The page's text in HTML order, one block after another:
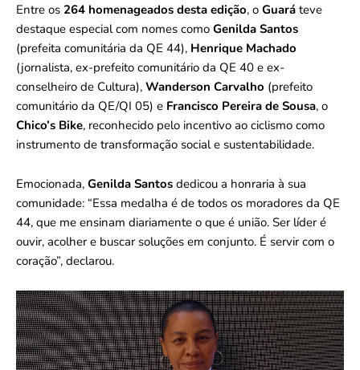
Entre os 264 homenageados desta edição, o Guará teve
destaque especial com nomes como Genilda Santos
(prefeita comunitária da QE 44), Henrique Machado
(jornalista, ex-prefeito comunitário da QE 40 e ex-
conselheiro de Cultura), Wanderson Carvalho (prefeito
comunitário da QE/QI 05) e Francisco Pereira de Sousa, o
Chico’s Bike, reconhecido pelo incentivo ao ciclismo como
instrumento de transformação social e sustentabilidade.
Emocionada, Genilda Santos dedicou a honraria à sua
comunidade: “Essa medalha é de todos os moradores da QE
44, que me ensinam diariamente o que é união. Ser líder é
ouvir, acolher e buscar soluções em conjunto. É servir com o
coração”, declarou.